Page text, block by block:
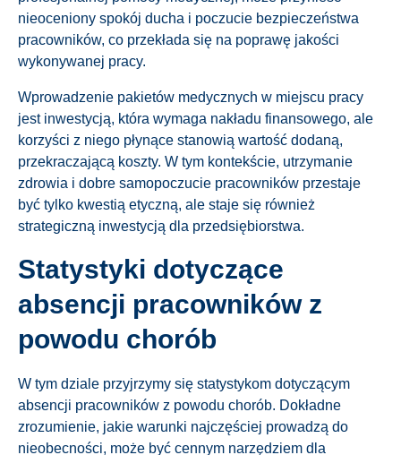
nieoceniony spokój ducha i poczucie bezpieczeństwa
pracowników, co przekłada się na poprawę jakości
wykonywanej pracy.
Wprowadzenie pakietów medycznych w miejscu pracy
jest inwestycją, która wymaga nakładu finansowego, ale
korzyści z niego płynące stanowią wartość dodaną,
przekraczającą koszty. W tym kontekście, utrzymanie
zdrowia i dobre samopoczucie pracowników przestaje
być tylko kwestią etyczną, ale staje się również
strategiczną inwestycją dla przedsiębiorstwa.
Statystyki dotyczące
absencji pracowników z
powodu chorób
W tym dziale przyjrzymy się statystykom dotyczącym
absencji pracowników z powodu chorób. Dokładne
zrozumienie, jakie warunki najczęściej prowadzą do
nieobecności, może być cennym narzędziem dla